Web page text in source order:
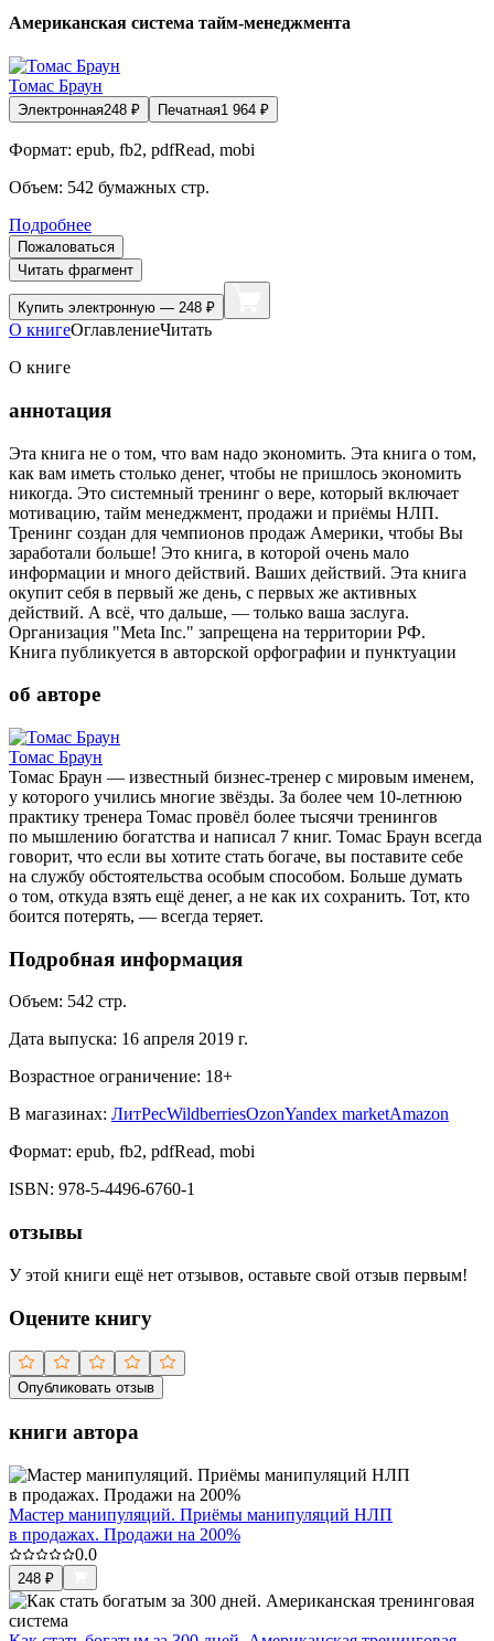
Американская система тайм-менеджмента
Томас Браун
Электронная248 ₽ Печатная1 964 ₽
Формат: epub, fb2, pdfRead, mobi
Объем: 542 бумажных стр.
Подробнее
Пожаловаться
Читать фрагмент
Купить электронную — 248 ₽
О книгеОглавлениеЧитать
О книге
аннотация
Эта книга не о том, что вам надо экономить. Эта книга о том,
как вам иметь столько денег, чтобы не пришлось экономить
никогда. Это системный тренинг о вере, который включает
мотивацию, тайм менеджмент, продажи и приёмы НЛП.
Тренинг создан для чемпионов продаж Америки, чтобы Вы
заработали больше! Это книга, в которой очень мало
информации и много действий. Ваших действий. Эта книга
окупит себя в первый же день, с первых же активных
действий. А всё, что дальше, — только ваша заслуга.
Организация "Meta Inc." запрещена на территории РФ.
Книга публикуется в авторской орфографии и пунктуации
об авторе
Томас Браун
Томас Браун — известный бизнес-тренер с мировым именем,
у которого учились многие звёзды. За более чем 10-летнюю
практику тренера Томас провёл более тысячи тренингов
по мышлению богатства и написал 7 книг. Томас Браун всегда
говорит, что если вы хотите стать богаче, вы поставите себе
на службу обстоятельства особым способом. Больше думать
о том, откуда взять ещё денег, а не как их сохранить. Тот, кто
боится потерять, — всегда теряет.
Подробная информация
Объем: 542 стр.
Дата выпуска: 16 апреля 2019 г.
Возрастное ограничение: 18+
В магазинах: ЛитРесWildberriesOzonYandex marketAmazon
Формат: epub, fb2, pdfRead, mobi
ISBN: 978-5-4496-6760-1
отзывы
У этой книги ещё нет отзывов, оставьте свой отзыв первым!
Оцените книгу
Опубликовать отзыв
книги автора
Мастер манипуляций. Приёмы манипуляций НЛП
в продажах. Продажи на 200%
0.0
248 ₽